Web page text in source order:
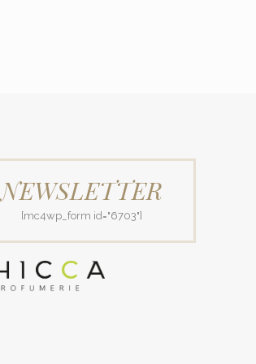
NEWSLETTER
[mc4wp_form id="6703"]